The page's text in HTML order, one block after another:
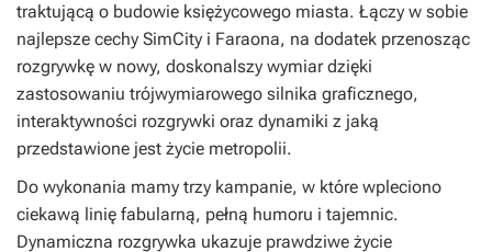
traktującą o budowie księżycowego miasta. Łączy w sobie
najlepsze cechy SimCity i Faraona, na dodatek przenosząc
rozgrywkę w nowy, doskonalszy wymiar dzięki
zastosowaniu trójwymiarowego silnika graficznego,
interaktywności rozgrywki oraz dynamiki z jaką
przedstawione jest życie metropolii.
Do wykonania mamy trzy kampanie, w które wpleciono
ciekawą linię fabularną, pełną humoru i tajemnic.
Dynamiczna rozgrywka ukazuje prawdziwe życie